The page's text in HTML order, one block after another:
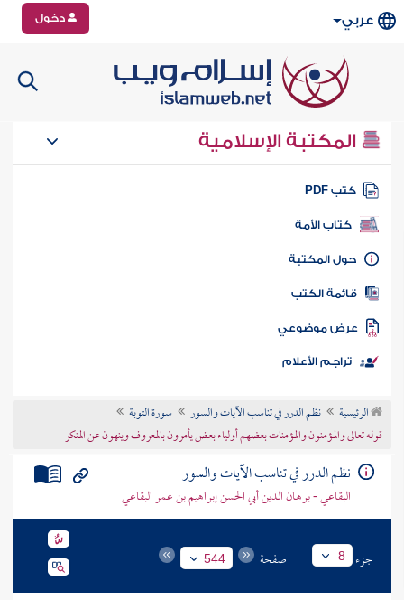
عربي دخول
المكتبة الإسلامية
كتب PDF
كتاب الأمة
المكتبة
الكتب
موضوعي
تراجم الأعلام
الرئيسية نظم الدرر في تناسب الآيات والسور
سورة التوبة
قوله تعالى والمؤمنون والمؤمنات بعضهم أولياء بعض يأمرون بالمعروف وينهون عن المنكر
نظم الدرر في تناسب الآيات والسور
البقاعي - برهان الدين أبي الحسن إبراهيم بن عمر البقاعي
جزء 8 صفحة 544